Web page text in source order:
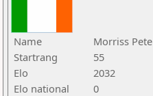
Name
Morriss Pete
Startrang
55
Elo
2032
Elo national
0